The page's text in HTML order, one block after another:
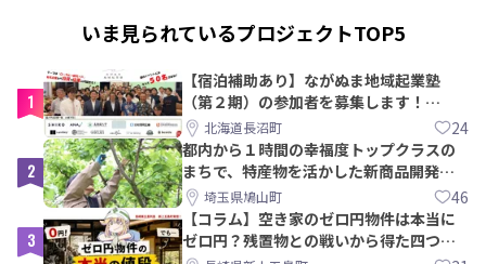
いま見られているプロジェクトTOP5
1
【宿泊補助あり】ながぬま地域起業塾
（第２期）の参加者を募集します！
【8/21〆】
北海道長沼町 24
2
都内から１時間の幸福度トップクラスの
まちで、特産物を活かした新商品開発＆
PRメンバー募集！
埼玉県鳩山町 46
3
【コラム】空き家のゼロ円物件は本当に
ゼロ円？残置物との戦いから得た四つの